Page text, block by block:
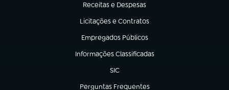
Receitas e Despesas
(abre em nova aba)
Licitações e Contratos
(abre em nova aba)
Empregados Públicos
(abre em nova aba)
Informações Classificadas
(abre em nova aba)
SIC
(abre em nova aba)
Perguntas Frequentes